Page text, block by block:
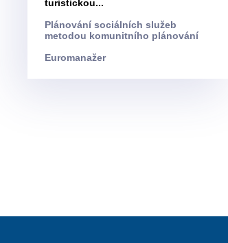
turistickou...
Plánování sociálních služeb
metodou komunitního plánování
Euromanažer